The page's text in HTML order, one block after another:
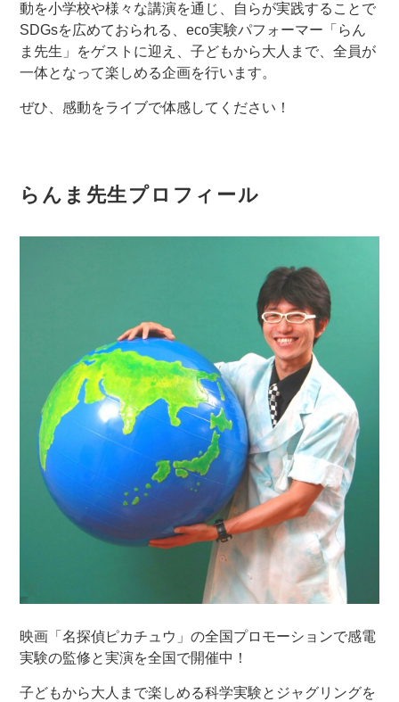
動を小学校や様々な講演を通じ、自らが実践することで
SDGsを広めておられる、eco実験パフォーマー「らん
ま先生」をゲストに迎え、子どもから大人まで、全員が
一体となって楽しめる企画を行います。
ぜひ、感動をライブで体感してください！
らんま先生プロフィール
映画「名探偵ピカチュウ」の全国プロモーションで感電
実験の監修と実演を全国で開催中！
子どもから大人まで楽しめる科学実験とジャグリングを